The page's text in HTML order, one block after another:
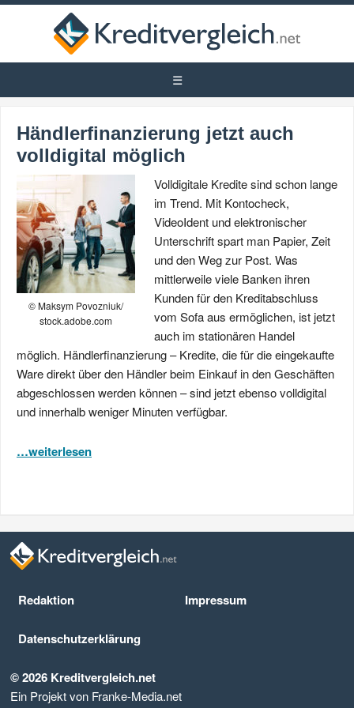
Händlerfinanzierung jetzt auch
volldigital möglich
© Maksym Povozniuk/
stock.adobe.com
Volldigitale Kredite sind schon lange
im Trend. Mit Kontocheck,
VideoIdent und elektronischer
Unterschrift spart man Papier, Zeit
und den Weg zur Post. Was
mittlerweile viele Banken ihren
Kunden für den Kreditabschluss
vom Sofa aus ermöglichen, ist jetzt
auch im stationären Handel
möglich. Händlerfinanzierung – Kredite, die für die eingekaufte
Ware direkt über den Händler beim Einkauf in den Geschäften
abgeschlossen werden können – sind jetzt ebenso volldigital
und innerhalb weniger Minuten verfügbar.
…weiterlesen
Redaktion Impressum
Datenschutz­erklärung
© 2026 Kreditvergleich.net
Ein Projekt von Franke-Media.net